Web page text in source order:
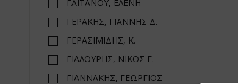
ΓΑΪΤΑΝΟΥ, ΕΛΕΝΗ
ΓΕΡΑΚΗΣ, ΓΙΑΝΝΗΣ Δ.
ΓΕΡΑΣΙΜΙΔΗΣ, Κ.
ΓΙΑΛΟΥΡΗΣ, ΝΙΚΟΣ Γ.
ΓΙΑΝΝΑΚΗΣ, ΓΕΩΡΓΙΟΣ